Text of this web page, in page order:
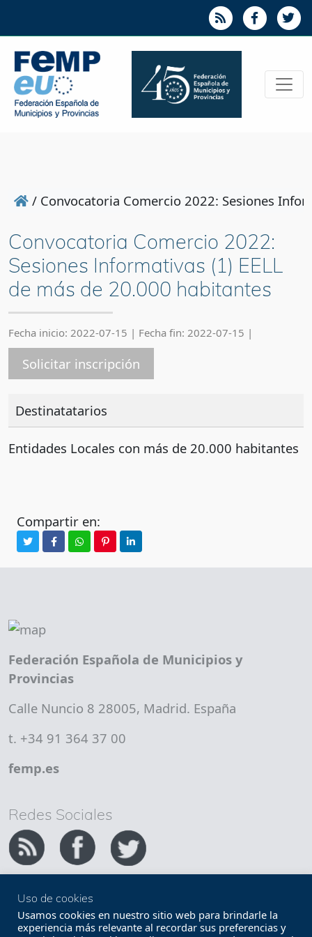
/ Convocatoria Comercio 2022: Sesiones
Convocatoria Comercio 2022:
Sesiones Informativas (1) EELL
de más de 20.000 habitantes
Fecha inicio: 2022-07-15 | Fecha fin: 2022-07-15 |
Solicitar inscripción
Destinatatarios
Entidades Locales con más de 20.000 habitantes
Compartir en:
Federación Española de Municipios y
Provincias
Calle Nuncio 8 28005, Madrid. España
t. +34 91 364 37 00
femp.es
Redes Sociales
Copyright FEMP
Accesibilidad
Uso de cookies
Usamos cookies en nuestro sitio web para brindarle la
experiencia más relevante al recordar sus preferencias y